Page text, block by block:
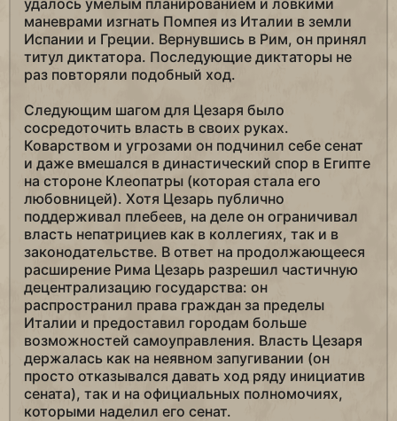
удалось умелым планированием и ловкими
маневрами изгнать Помпея из Италии в земли
Испании и Греции. Вернувшись в Рим, он принял
титул диктатора. Последующие диктаторы не
раз повторяли подобный ход.
Следующим шагом для Цезаря было
сосредоточить власть в своих руках.
Коварством и угрозами он подчинил себе сенат
и даже вмешался в династический спор в Египте
на стороне Клеопатры (которая стала его
любовницей). Хотя Цезарь публично
поддерживал плебеев, на деле он ограничивал
власть непатрициев как в коллегиях, так и в
законодательстве. В ответ на продолжающееся
расширение Рима Цезарь разрешил частичную
децентрализацию государства: он
распространил права граждан за пределы
Италии и предоставил городам больше
возможностей самоуправления. Власть Цезаря
держалась как на неявном запугивании (он
просто отказывался давать ход ряду инициатив
сената), так и на официальных полномочиях,
которыми наделил его сенат.